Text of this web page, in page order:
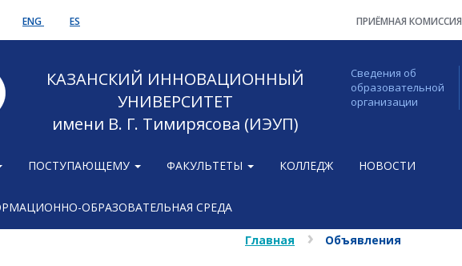
ENG ES ПРИЁМНАЯ КОМИССИЯ
КАЗАНСКИЙ ИННОВАЦИОННЫЙ
УНИВЕРСИТЕТ
имени В. Г. Тимирясова (ИЭУП)
Сведения об
образовательной
организации
ПОСТУПАЮЩЕМУ ФАКУЛЬТЕТЫ КОЛЛЕДЖ НОВОСТИ
ОБРАЗОВАТЕЛЬНАЯ СРЕДА
Главная Объявления